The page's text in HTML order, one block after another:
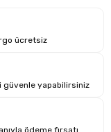
ücretsiz
güvenle yapabilirsiniz
ödeme fırsatı